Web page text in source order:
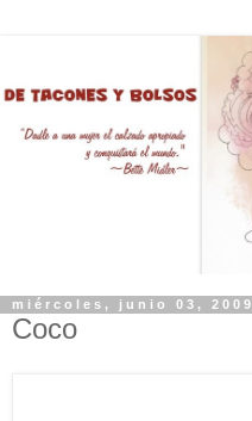
miércoles, junio 03, 2009
Coco